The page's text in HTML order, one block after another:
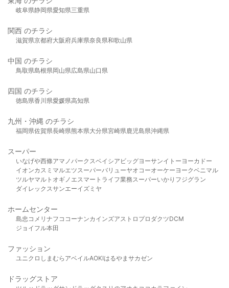
岐阜県静岡県愛知県三重県
関西 のチラシ
滋賀県京都府大阪府兵庫県奈良県和歌山県
中国 のチラシ
鳥取県島根県岡山県広島県山口県
四国 のチラシ
徳島県香川県愛媛県高知県
九州・沖縄 のチラシ
福岡県佐賀県長崎県熊本県大分県宮崎県鹿児島県沖縄県
スーパー
いなげや西條アマノパークスベイシア ビッグヨーサンイトーヨーカドー
イオンカスミ マルエツスーパーバリューヤオコーオーケー ヨークベニマル
ツルヤマルト オギノ エスマート ライフ業務スーパーいかり フジグラン
ダイレックスサンエーイズミヤ
ホームセンター
島忠 コメリ ナフコ コーナンカインズアストロプロダクツDCM
ジョイフル本田
ファッション
ユニクロ しまむら アベイルAOKIはるやま サカゼン
ドラッグストア